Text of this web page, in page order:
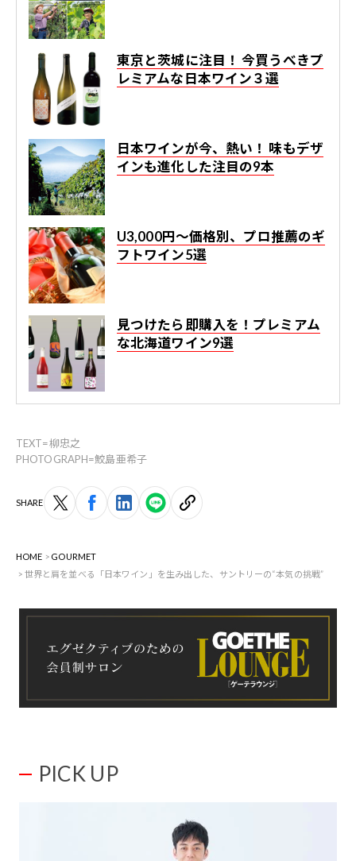
東京と茨城に注目！ 今買うべきプ
レミアムな日本ワイン３選
日本ワインが今、熱い！ 味もデザ
インも進化した注目の9本
U3,000円〜価格別、プロ推薦のギ
フトワイン5選
見つけたら即購入を！プレミアム
な北海道ワイン9選
TEXT=柳忠之
PHOTOGRAPH=鮫島亜希子
SHARE
HOME
GOURMET
世界と肩を並べる「日本ワイン」を生み出した、サントリーの“本気の挑戦”
PICK UP